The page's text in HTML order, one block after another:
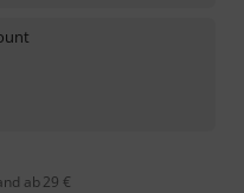
ab 29 €